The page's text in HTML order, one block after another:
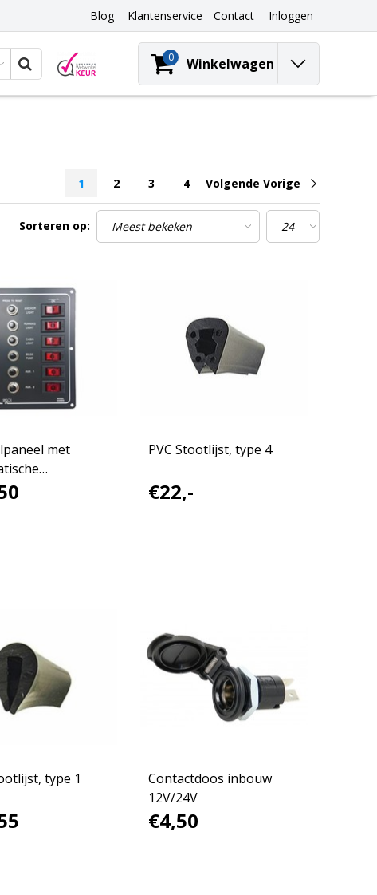
Blog Klantenservice Contact Inloggen
0 Winkelwagen
1 2 3 4 Volgende Vorige
Sorteren op:
met
/ 12V
PVC Stootlijst, type 4
€22,-
type 1
Contactdoos inbouw
12V/24V
€4,50